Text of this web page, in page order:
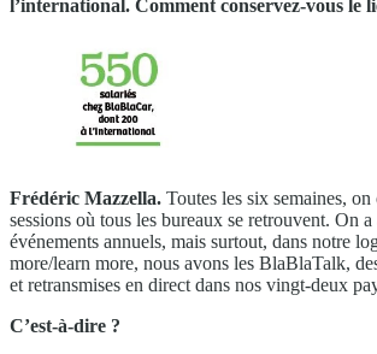
l’international. Comment conservez-vous le
Frédéric Mazzella. Toutes les six semaines, on
sessions où tous les bureaux se retrouvent. On a
événements annuels, mais surtout, dans notre
more/learn more, nous avons les BlaBlaTalk,
et retransmises en direct dans nos vingt-deux
C’est-à-dire ?